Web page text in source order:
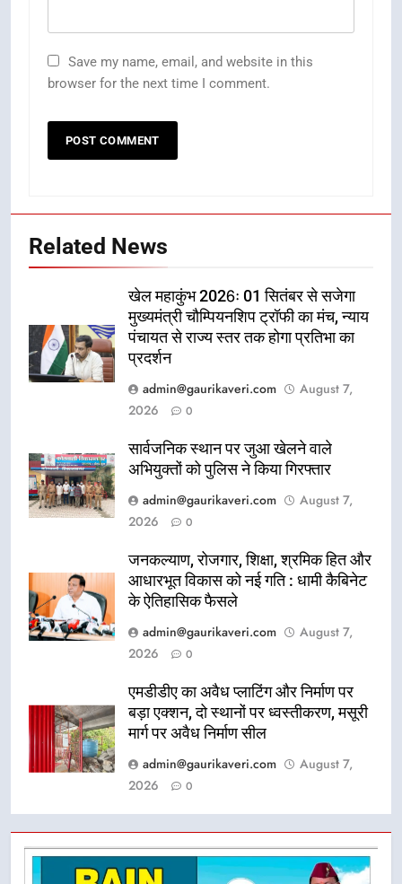
Save my name, email, and website in this
browser for the next time I comment.
Related News
खेल महाकुंभ 2026ः 01 सितंबर से सजेगा
मुख्यमंत्री चौम्पियनशिप ट्रॉफी का मंच, न्याय
पंचायत से राज्य स्तर तक होगा प्रतिभा का
प्रदर्शन
admin@gaurikaveri.com
August 7,
2026
0
सार्वजनिक स्थान पर जुआ खेलने वाले
अभियुक्तों को पुलिस ने किया गिरफ्तार
admin@gaurikaveri.com
August 7,
2026
0
जनकल्याण, रोजगार, शिक्षा, श्रमिक हित और
आधारभूत विकास को नई गति : धामी कैबिनेट
के ऐतिहासिक फैसले
admin@gaurikaveri.com
August 7,
2026
0
एमडीडीए का अवैध प्लाटिंग और निर्माण पर
बड़ा एक्शन, दो स्थानों पर ध्वस्तीकरण, मसूरी
मार्ग पर अवैध निर्माण सील
admin@gaurikaveri.com
August 7,
2026
0